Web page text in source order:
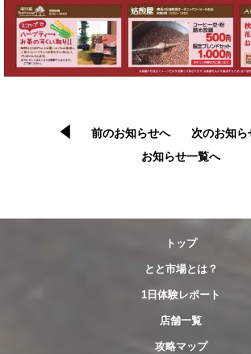
前のお知らせへ
次のお知ら
お知らせ一覧へ
トップ
とと市場とは？
1日体験レポート
店舗一覧
攻略マップ